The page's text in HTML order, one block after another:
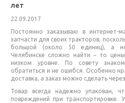
лет
22.09.2017
Постоянно заказываю в интернет-
запчасти для своих тракторов,
большой (около 50 единиц), а
Челябинске сложно найти − то
низком уровне. По совету
обратиться и не ошибся. Особенно
доставка, а заказ можно сделать
Товар всегда надежно упакован,
повреждений при транспортировке.